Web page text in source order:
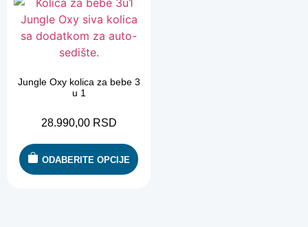
Jungle Oxy kolica za bebe 3
u 1
28.990,00 RSD
ODABERITE OPCIJE